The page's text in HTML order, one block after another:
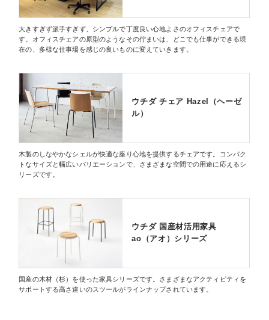
大きすぎず派手すぎず、シンプルで丁度良い心地よさのオフィスチェアで
す。オフィスチェアの原型のようなその佇まいは、どこでも仕事ができる現
在の、多様な仕事場を感じの良いものに変えていきます。
ウチダ チェア Hazel（ヘーゼ
ル）
木製のしなやかなシェルが快適な座り心地を提供するチェアです。コンパク
トなサイズと幅広いバリエーションで、さまざまな空間での用途に応えるシ
リーズです。
ウチダ 国産材活用家具
ao（アオ）シリーズ
国産の木材（杉）を使った家具シリーズです。さまざまなアクティビティを
サポートする高さ違いのスツールがラインナップされています。